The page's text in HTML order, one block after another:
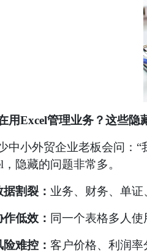
用Excel管理业务？这些隐
中小外贸企业老板会问：
，隐藏的问题非常多。
据割裂： 业务、财务、单证
作低效： 同一个表格多人
险难控： 客户价格、利润